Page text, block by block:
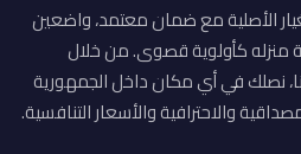
الأصلية مع ضمان معتمد، واضعين
منزله كأولوية قصوى. من خلال
نصلك في أي مكان داخل الجمهورية
والاحترافية والأسعار التنافسية.